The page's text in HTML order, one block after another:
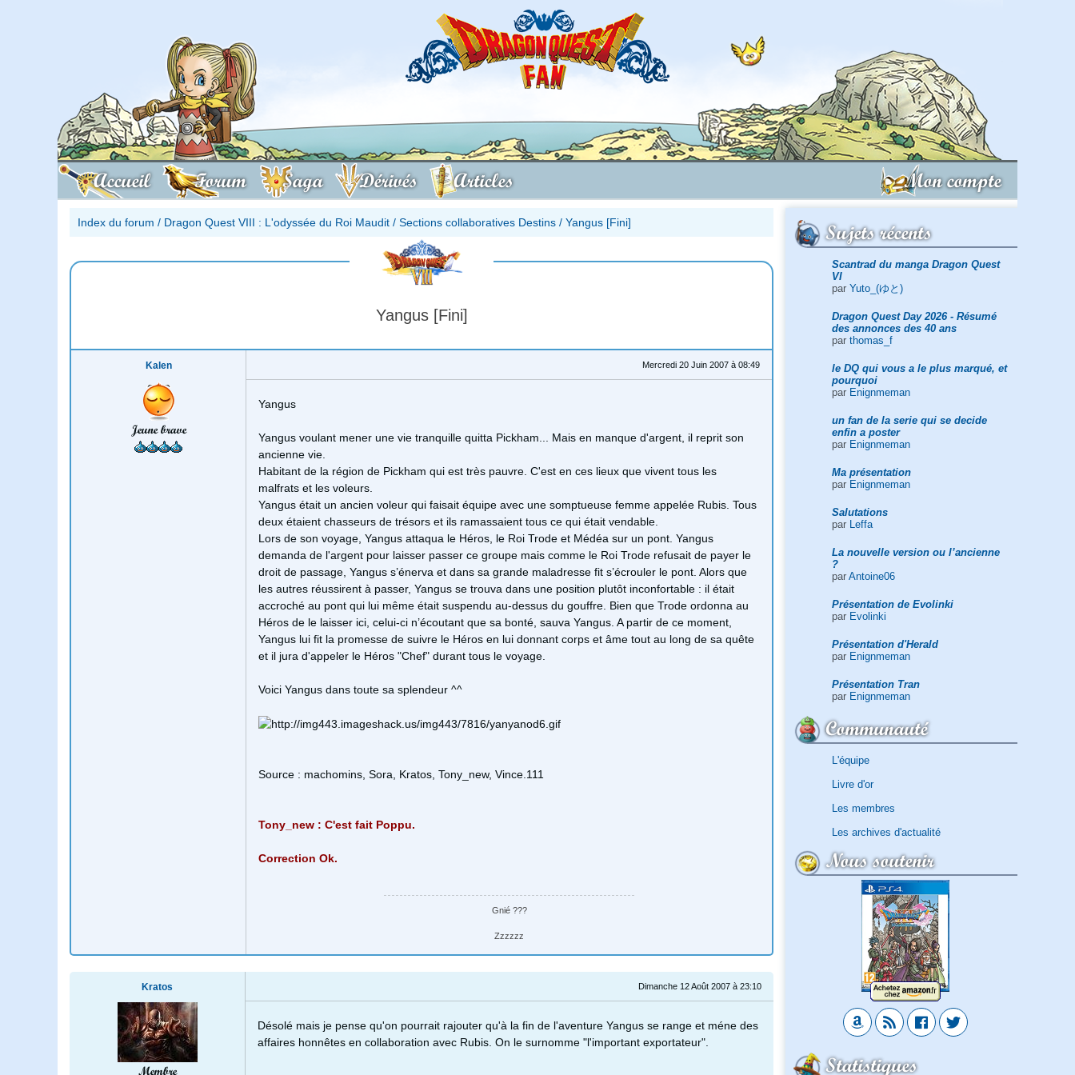
Accueil Forum Saga Dérivés Articles Mon compte
Sujets récents
Scantrad du manga Dragon Quest
VI
par Yuto_(ゆと)
Dragon Quest Day 2026 - Résumé
des annonces des 40 ans
par thomas_f
le DQ qui vous a le plus marqué, et
pourquoi
par Enignmeman
un fan de la serie qui se decide
enfin a poster
par Enignmeman
Ma présentation
par Enignmeman
Salutations
par
Leffa
La nouvelle version ou l’ancienne
?
par Antoine06
Présentation de Evolinki
par Evolinki
Présentation d'Herald
par Enignmeman
Présentation Tran
par Enignmeman
Communauté
L'équipe
Livre d'or
Les membres
Les archives d'actualité
Nous soutenir
Statistiques
Index du forum / Dragon Quest VIII : L'odyssée du Roi Maudit / Sections collaboratives Destins / Yangus [Fini]
Yangus [Fini]
Kalen
Jeune brave
Mercredi 20 Juin 2007 à 08:49
Yangus
Yangus voulant mener une vie tranquille quitta Pickham... Mais en manque d'argent, il reprit son
ancienne vie.
Habitant de la région de Pickham qui est très pauvre. C'est en ces lieux que vivent tous les
malfrats et les voleurs.
Yangus était un ancien voleur qui faisait équipe avec une somptueuse femme appelée Rubis. Tous
deux étaient chasseurs de trésors et ils ramassaient tous ce qui était vendable.
Lors de son voyage, Yangus attaqua le Héros, le Roi Trode et Médéa sur un pont. Yangus
demanda de l'argent pour laisser passer ce groupe mais comme le Roi Trode refusait de payer le
droit de passage, Yangus s’énerva et dans sa grande maladresse fit s’écrouler le pont. Alors que
les autres réussirent à passer, Yangus se trouva dans une position plutôt inconfortable : il était
accroché au pont qui lui même était suspendu au-dessus du gouffre. Bien que Trode ordonna au
Héros de le laisser ici, celui-ci n’écoutant que sa bonté, sauva Yangus. A partir de ce moment,
Yangus lui fit la promesse de suivre le Héros en lui donnant corps et âme tout au long de sa quête
et il jura d'appeler le Héros "Chef" durant tous le voyage.
Voici Yangus dans toute sa splendeur ^^
Source : machomins, Sora, Kratos, Tony_new, Vince.111
Tony_new : C'est fait Poppu.
Correction Ok.
Gnié ???
Zzzzzz
Kratos
Membre
Dimanche 12 Août 2007 à 23:10
Désolé mais je pense qu'on pourrait rajouter qu'à la fin de l'aventure Yangus se range et méne des
affaires honnêtes en collaboration avec Rubis. On le surnomme "l'important exportateur".